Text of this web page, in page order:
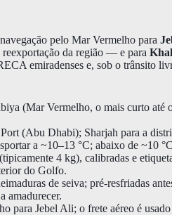
pelo Mar Vermelho para
da região — e para
emiradenses e, sob o trânsito
(Mar Vermelho, o mais curto
(Abu Dhabi); Sharjah para a
a ~10–13 °C; abaixo de ~10
4 kg), calibradas e
do Golfo.
de seiva; pré-resfriadas
amadurecer.
para Jebel Ali; o frete aéreo é